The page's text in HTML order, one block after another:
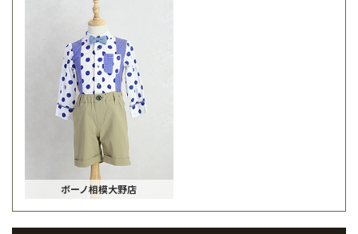
ボーノ相模大野店